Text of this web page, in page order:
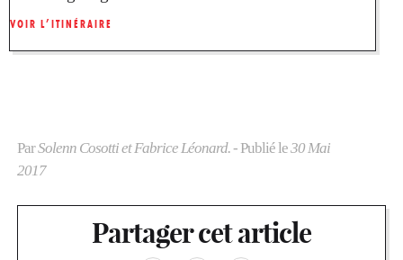
VOIR L’ITINÉRAIRE
ParSolenn Cosotti et Fabrice Léonard.- Publié le30 Mai
2017
Partager cet article